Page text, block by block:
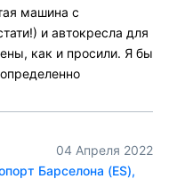
машина с
и автокресла для
как и просили. Я бы
04 Апреля 2022
Барселона (ES),